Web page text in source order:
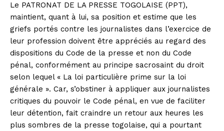
Le PATRONAT DE LA PRESSE TOGOLAISE (PPT),
maintient, quant à lui, sa position et estime que les
griefs portés contre les journalistes dans l’exercice de
leur profession doivent être appréciés au regard des
dispositions du Code de la presse et non du Code
pénal, conformément au principe sacrosaint du droit
selon lequel « La loi particulière prime sur la loi
générale ». Car, s’obstiner à appliquer aux journalistes
critiques du pouvoir le Code pénal, en vue de faciliter
leur détention, fait craindre un retour aux heures les
plus sombres de la presse togolaise, qui a pourtant